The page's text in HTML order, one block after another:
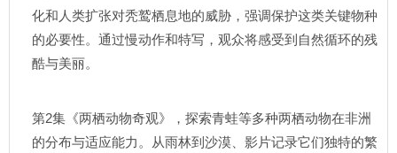
化和人类扩张对秃鹫栖息地的威胁，强调保护这类关键物种
的必要性。通过慢动作和特写，观众将感受到自然循环的残
酷与美丽。
第2集《两栖动物奇观》，探索青蛙等多种两栖动物在非洲
的分布与适应能力。从雨林到沙漠、影片记录它们独特的繁